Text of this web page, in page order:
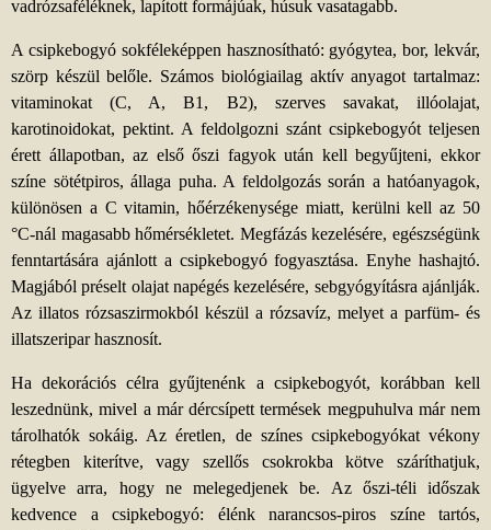
vadrózsaféléknek, lapított formájúak, húsuk vasatagabb.
A csipkebogyó sokféleképpen hasznosítható: gyógytea, bor, lekvár,
szörp készül belőle. Számos biológiailag aktív anyagot tartalmaz:
vitaminokat (C, A, B1, B2), szerves savakat, illóolajat,
karotinoidokat, pektint. A feldolgozni szánt csipkebogyót teljesen
érett állapotban, az első őszi fagyok után kell begyűjteni, ekkor
színe sötétpiros, állaga puha. A feldolgozás során a hatóanyagok,
különösen a C vitamin, hőérzékenysége miatt, kerülni kell az 50
°C-nál magasabb hőmérsékletet. Megfázás kezelésére, egészségünk
fenntartására ajánlott a csipkebogyó fogyasztása. Enyhe hashajtó.
Magjából préselt olajat napégés kezelésére, sebgyógyításra ajánlják.
Az illatos rózsaszirmokból készül a rózsavíz, melyet a parfüm- és
illatszeripar hasznosít.
Ha dekorációs célra gyűjtenénk a csipkebogyót, korábban kell
leszednünk, mivel a már dércsípett termések megpuhulva már nem
tárolhatók sokáig. Az éretlen, de színes csipkebogyókat vékony
rétegben kiterítve, vagy szellős csokrokba kötve száríthatjuk,
ügyelve arra, hogy ne melegedjenek be. Az őszi-téli időszak
kedvence a csipkebogyó: élénk narancsos-piros színe tartós,